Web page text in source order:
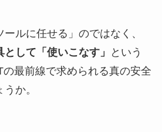
ルに任せる」のではなく、
して「使いこなす」
という
最前線で求められる真の安全
か。